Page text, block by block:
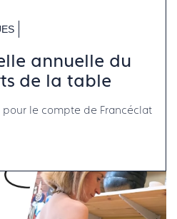
annuelle du
de la table
pour le compte de Francéclat